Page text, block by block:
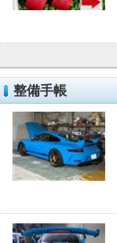
整備手帳